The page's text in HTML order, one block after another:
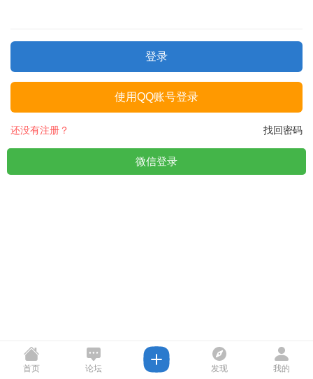
登录
使用QQ账号登录
找回密码
还没有注册？
微信登录
首页 论坛 发现 我的